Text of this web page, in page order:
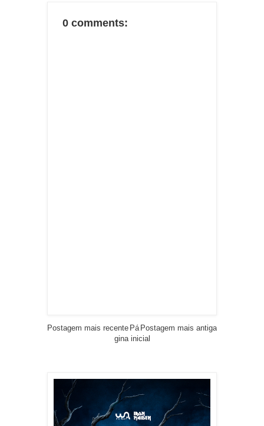
0 comments:
Postagem mais recente Postagem mais antiga
Pá
gina inicial